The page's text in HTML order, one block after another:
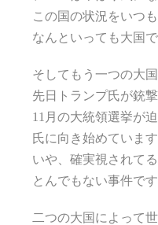
この国の状況をいつ
なんといっても大国
そしてもう一つの大
先日トランプ氏が銃撃
11月の大統領選挙が
氏に向き始めています
いや、確実視されて
とんでもない事件で
二つの大国によって